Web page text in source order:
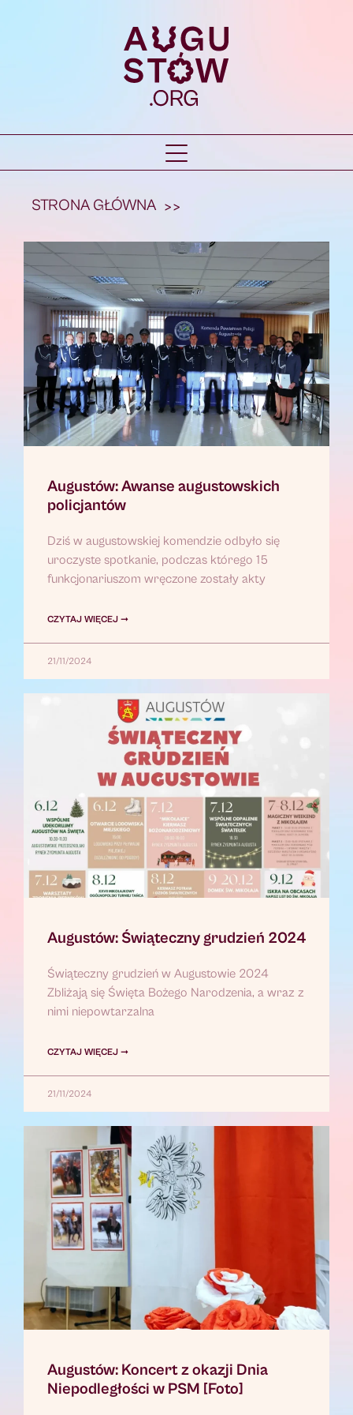
STRONA GŁÓWNA >>
Augustów: Awanse augustowskich
policjantów
Dziś w augustowskiej komendzie odbyło się
uroczyste spotkanie, podczas którego 15
funkcjonariuszom wręczone zostały akty
CZYTAJ WIĘCEJ ➞
21/11/2024
Augustów: Świąteczny grudzień 2024
Świąteczny grudzień w Augustowie 2024
Zbliżają się Święta Bożego Narodzenia, a wraz z
nimi niepowtarzalna
CZYTAJ WIĘCEJ ➞
21/11/2024
Augustów: Koncert z okazji Dnia
Niepodległości w PSM [Foto]